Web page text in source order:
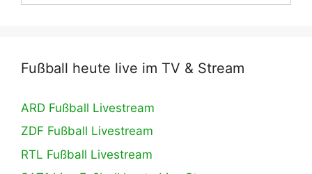
Fußball heute live im TV & Stream
ARD Fußball Livestream
ZDF Fußball Livestream
RTL Fußball Livestream